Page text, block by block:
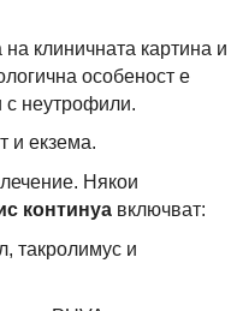
на клиничната картина и
особеност е
с неутрофили.
и екзема.
Някои
континуа включват:
такролимус и